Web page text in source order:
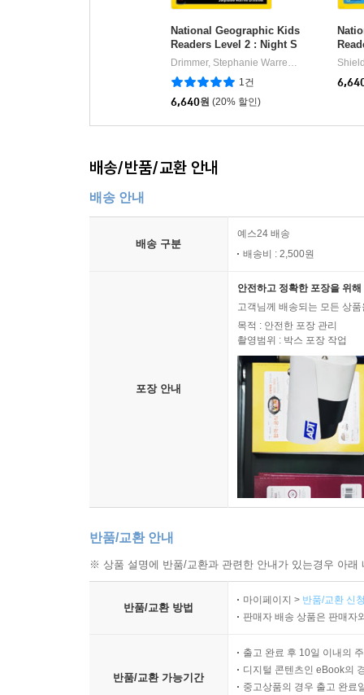
National Geographic Kids
Readers Level 2 : Night S
ky
Drimmer, Stephanie Warren|
National
1건
6,640원 (20% 할인)
배송/반품/교환 안내
배송 안내
배송 구분
예스24 배송
배송비 : 2,500원
포장 안내
안전하고 정확한 포장을 위
고객님께 배송되는 모든 상
목적 : 안전한 포장 관리
촬영범위 : 박스 포장 작업
반품/교환 안내
※ 상품 설명에 반품/교환과 관련한 안내가 있는경우 아
반품/교환 방법
마이페이지 > 반품/교환 신
판매자 배송 상품은 판매자
반품/교환 가능기간
출고 완료 후 10일 이내의
디지털 콘텐츠인 eBook의
중고상품의 경우 출고 완료